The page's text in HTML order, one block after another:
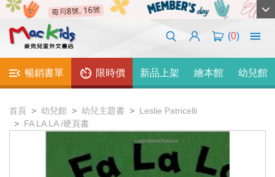
(0)
暢銷書單 限時價 新品上架 繪本館 幼兒館
首頁 幼兒館 幼兒主題書
Leslie Patricelli
FA LA LA /硬頁書